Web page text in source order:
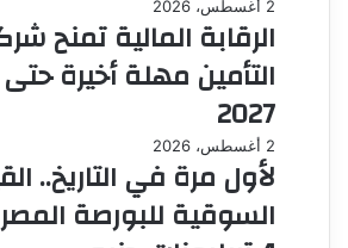
2 أغسطس، 2026
الرقابة المالية تمنح
2027
2 أغسطس، 2026
لأول مرة في التاريخ..
السوقية للبورصة